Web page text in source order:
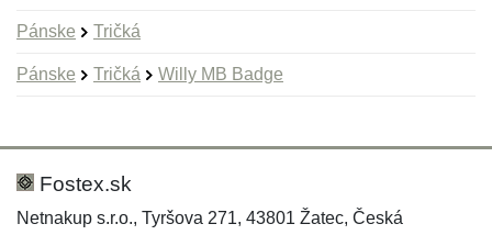
Pánske Tričká
Pánske Tričká Willy MB Badge
Hodnotenie:
Meno:
Fostex.sk
Netnakup s.r.o., Tyršova 271, 43801 Žatec, Česká